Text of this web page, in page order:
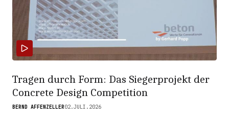
Tragen durch Form: Das Siegerprojekt der
Concrete Design Competition
BERND AFFENZELLER02.JULI.2026